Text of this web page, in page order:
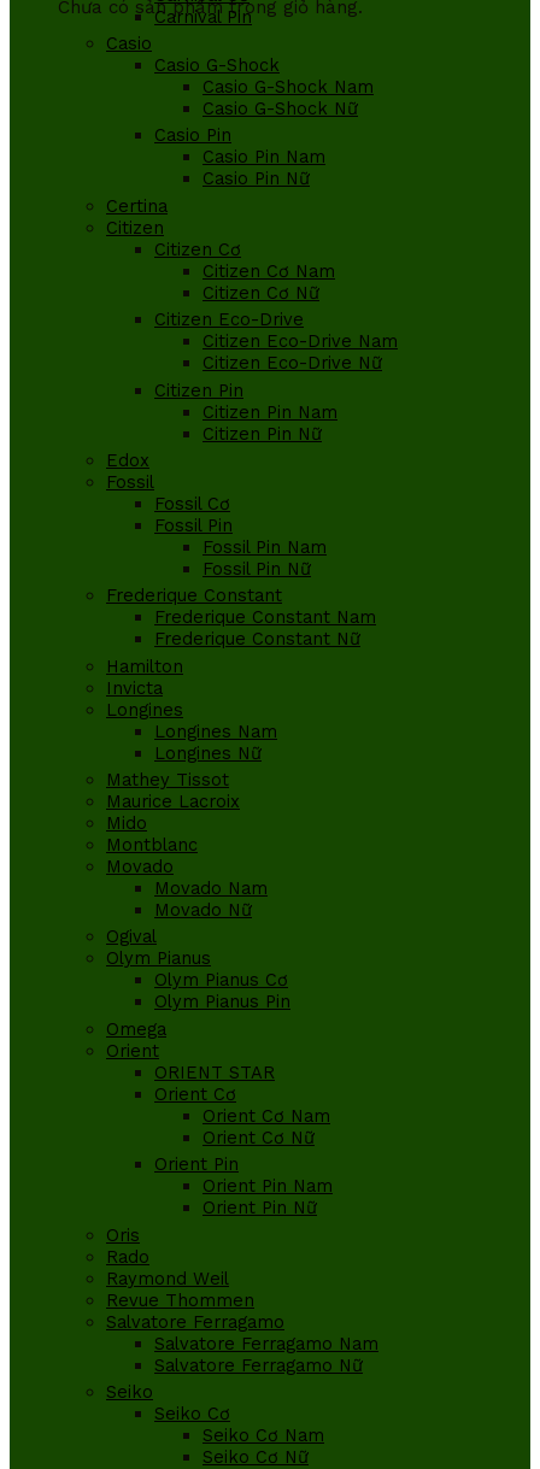
Chưa có sản phẩm trong giỏ hàng.
Carnival Pin
Casio
Casio G-Shock
Casio G-Shock Nam
Casio G-Shock Nữ
Casio Pin
Casio Pin Nam
Casio Pin Nữ
Certina
Citizen
Citizen Cơ
Citizen Cơ Nam
Citizen Cơ Nữ
Citizen Eco-Drive
Citizen Eco-Drive Nam
Citizen Eco-Drive Nữ
Citizen Pin
Citizen Pin Nam
Citizen Pin Nữ
Edox
Fossil
Fossil Cơ
Fossil Pin
Fossil Pin Nam
Fossil Pin Nữ
Frederique Constant
Frederique Constant Nam
Frederique Constant Nữ
Hamilton
Invicta
Longines
Longines Nam
Longines Nữ
Mathey Tissot
Maurice Lacroix
Mido
Montblanc
Movado
Movado Nam
Movado Nữ
Ogival
Olym Pianus
Olym Pianus Cơ
Olym Pianus Pin
Omega
Orient
ORIENT STAR
Orient Cơ
Orient Cơ Nam
Orient Cơ Nữ
Orient Pin
Orient Pin Nam
Orient Pin Nữ
Oris
Rado
Raymond Weil
Revue Thommen
Salvatore Ferragamo
Salvatore Ferragamo Nam
Salvatore Ferragamo Nữ
Seiko
Seiko Cơ
Seiko Cơ Nam
Seiko Cơ Nữ